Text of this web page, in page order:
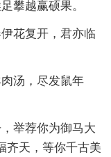
攀越赢硕果。
花复开，君亦临
汤，尽发鼠年
举荐你为御马大
齐天，等你千古美